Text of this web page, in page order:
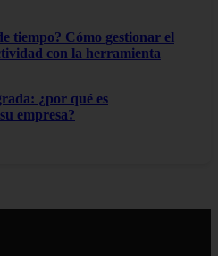
tiempo? Cómo gestionar el
con la herramienta
¿por qué es
empresa?